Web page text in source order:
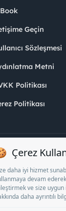
Geçin
Sözleşmesi
Metni
Politikası
Politikası
Özel İstihdam